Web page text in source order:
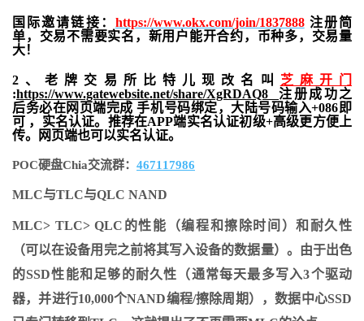
国际邀请链接： https://www.okx.com/join/1837888注册简
单，交易不需要实名，新用户能开合约， 币种多，交易量
大！
2、老牌交易所比特儿现改名叫 芝麻开门
:https://www.gatewebsite.net/share/XgRDAQ8 注册成功之
后务必在网页端完成 手机号码绑定，大陆号码输入+086即
可 ，实名认证。推荐在APP端实名认证初级+高级更方便上
传。网页端也可以实名认证。
POC硬盘Chia交流群： 467117986
MLC与TLC与QLC NAND
MLC> TLC> QLC的性能（编程和擦除时间）和耐久性
（可以在设备用完之前将其写入设备的数据量）。由于出色
的SSD性能和足够的耐久性（通常每天最多写入3个驱动
器，并进行10,000个NAND编程/擦除周期），数据中心SSD